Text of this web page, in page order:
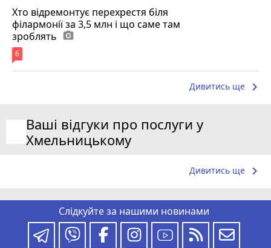
Хто відремонтує перехрестя біля
філармонії за 3,5 млн і що саме там
зроблять photo_camera
6
Дивитись ще keyboard_arrow_right
Ваші відгуки про послуги у
Хмельницькому
Дивитись ще keyboard_arrow_right
Слідкуйте за нашими новинами